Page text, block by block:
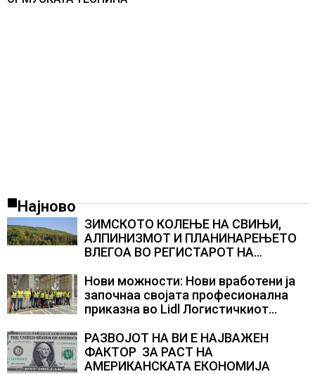
Најново
ЗИМСКОТО КОЛЕЊЕ НА СВИЊИ,
АЛПИНИЗМОТ И ПЛАНИНАРЕЊЕТО
ВЛЕГОА ВО РЕГИСТАРОТ НА
СЛОВЕНИЈА
Нови можности: Нови вработени ја
започнаа својата професионална
приказна во Lidl Логистичкиот
РАЗВОЈОТ НА ВИ Е НАЈВАЖЕН
ФАКТОР ЗА РАСТ НА
АМЕРИКАНСКАТА ЕКОНОМИЈА